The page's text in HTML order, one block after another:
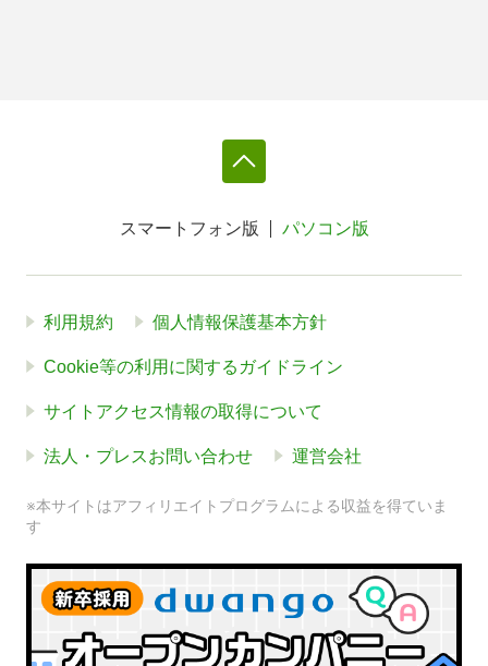
スマートフォン版 パソコン版
利用規約 個人情報保護基本方針
Cookie等の利用に関するガイドライン
サイトアクセス情報の取得について
法人・プレスお問い合わせ 運営会社
※本サイトはアフィリエイトプログラムによる収益を得ていま
す